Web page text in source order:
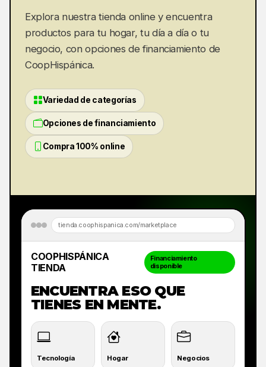
Explora nuestra tienda online y encuentra
productos para tu hogar, tu día a día o tu
negocio, con opciones de financiamiento de
CoopHispánica.
Variedad de categorías
Opciones de financiamiento
Compra 100% online
tienda.coophispanica.com/marketplace
COOPHISPÁNICA
TIENDA
Financiamiento
disponible
ENCUENTRA ESO QUE
TIENES EN MENTE.
Tecnología Hogar Negocios